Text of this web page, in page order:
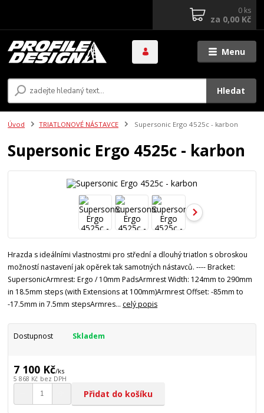
Menu
Hledat
0 ks
za 0,00 Kč
Úvod TRIATLONOVÉ NÁSTAVCE Supersonic Ergo 4525c - karbon
Supersonic Ergo 4525c - karbon
Hrazda s ideálními vlastnostmi pro střední a dlouhý triatlon s obroskou
možností nastavení jak opěrek tak samotných nástavců. ---- Bracket:
SupersonicArmrest: Ergo / 10mm PadsArmrest Width: 124mm to 290mm
in 18.5mm steps (with Extensions at 100mm)Armrest Offset: -85mm to
-17.5mm in 7.5mm stepsArmres... celý popis
Dostupnost Skladem
7 100 Kč/ks
5 868 Kč bez DPH
Přidat do košíku